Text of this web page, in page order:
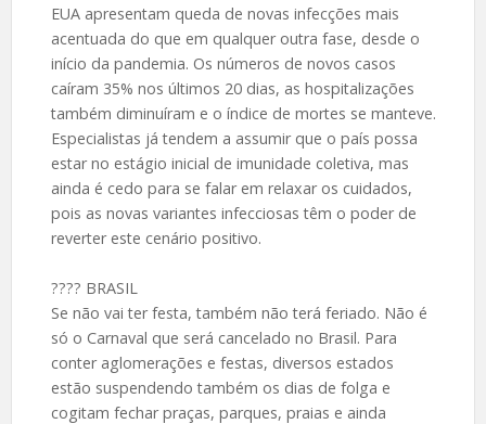
EUA apresentam queda de novas infecções mais
acentuada do que em qualquer outra fase, desde o
início da pandemia. Os números de novos casos
caíram 35% nos últimos 20 dias, as hospitalizações
também diminuíram e o índice de mortes se manteve.
Especialistas já tendem a assumir que o país possa
estar no estágio inicial de imunidade coletiva, mas
ainda é cedo para se falar em relaxar os cuidados,
pois as novas variantes infecciosas têm o poder de
reverter este cenário positivo.
???? BRASIL
Se não vai ter festa, também não terá feriado. Não é
só o Carnaval que será cancelado no Brasil. Para
conter aglomerações e festas, diversos estados
estão suspendendo também os dias de folga e
cogitam fechar praças, parques, praias e ainda